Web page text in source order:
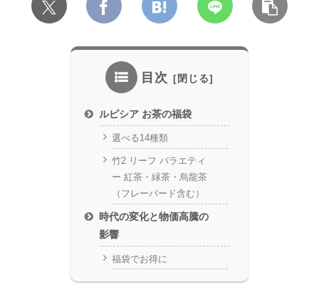
目次
ルピシア お茶の福袋
選べる14種類
竹2 リーフ バラエティ
ー 紅茶・緑茶・烏龍茶
（フレーバード含む）
時代の変化と物価高騰の
影響
福袋でお得に